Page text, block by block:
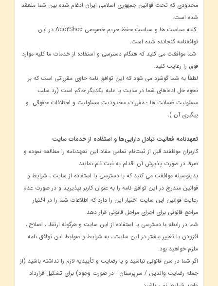
محدودی که تحت قوانین جمهوری اسلامی ایران ادغام شده بین شما منعقد
شده است.
کلیه سیاست ها و سیاست حفظ حریم خصوصی Acc2Shop در این
توافقنامه گنجانده شده است.
شما موافقت می کنید که هنگام دسترسی و استفاده از خدمات ما کلیه موارد
فوق را رعایت کنید.
لطفاً به شما گوشزد می شود كه این توافق نامه حاوی مقرراتی است كه بر
نحوه حل ادعاهای شما در سایت یا علیه یكدیگر حاكم است (رد سلب
مسئولیت ضمانت ها ؛ مقررات محدودیت مسئولیت و اختلافات حقوقی و
پیگیری آن ).
تعهدنامه فعالیت تبادل دارایی‌ها و استفاده از خدمات سایت
کاربران موظفند قبل از ثبت‌نام تمامی مفاد این تعهدنامه را مطالعه نموده و
صرفا در صورت پذیرش آن اقدام به ثبت نام نمایند.
بدینوسیله موافقت می کنید که با دسترسی یا استفاده از سایت ، شرایط و
قوانین مندرج در این توافق نامه را به عنوان کاربر بپذیرید و در صورت عدم
رعایت قوانین این سایت اختیار این را دارد که اطلاعات شما را در اختیار
مراجع قانونی برای اجرای مراحل قانونی قرار دهد.
شما در رابطه با دسترسی یا استفاده از این سایت و هرگونه ارتقا، ، اصلاح ،
افزودن یا تغییر بیشتر در این سایت ، به شرایط و ضوابط این توافق نامه
ملزم خواهید بود.
اگر شما در سن قانونی نباشید و یا رضایت و تأییدیه لازم را نداشته باشید (از
جمله رضایت والدین / سرپرستان - در صورت وجود) برای تشکیل قرارداد